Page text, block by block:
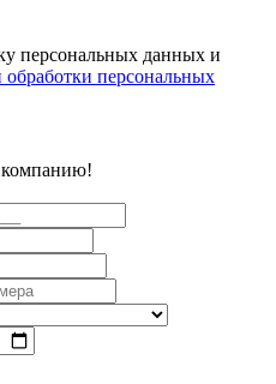
персональных данных и
персональных
компанию!